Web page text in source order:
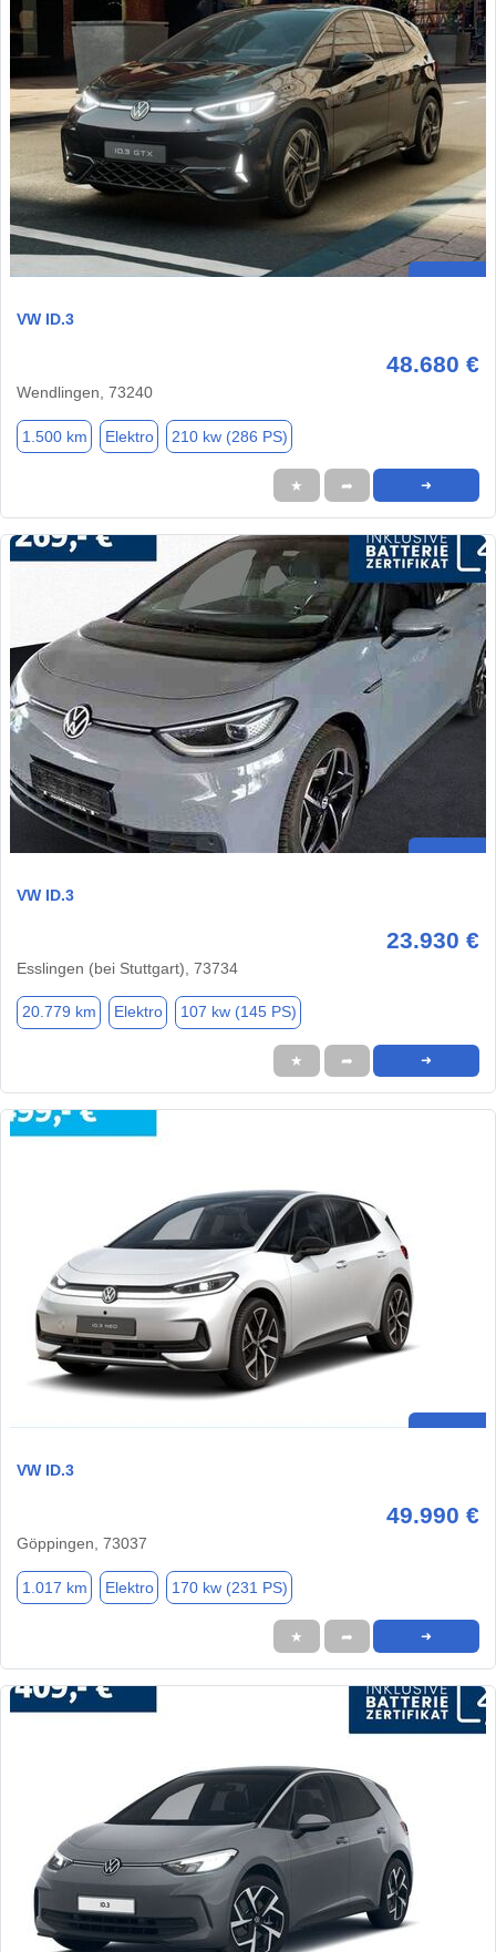
VW ID.3
48.680 €
Wendlingen, 73240
1.500 km Elektro 210 kw (286 PS)
★ ➦ ➜
VW ID.3
23.930 €
Esslingen (bei Stuttgart), 73734
20.779 km Elektro 107 kw (145 PS)
★ ➦ ➜
VW ID.3
49.990 €
Göppingen, 73037
1.017 km Elektro 170 kw (231 PS)
★ ➦ ➜